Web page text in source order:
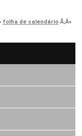
folha de calendário